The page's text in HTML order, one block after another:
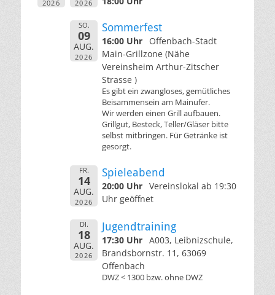
2026 2026
SO.
09
AUG.
2026
Sommerfest
16:00 Uhr
Offenbach-Stadt
Main-Grillzone (Nähe
Vereinsheim Arthur-Zitscher
Strasse )
Es gibt ein zwangloses, gemütliches
Beisammensein am Mainufer.
Wir werden einen Grill aufbauen.
Grillgut, Besteck, Teller/Gläser bitte
selbst mitbringen. Für Getränke ist
gesorgt.
FR.
14
AUG.
2026
Spieleabend
20:00 Uhr Vereinslokal ab 19:30
Uhr geöffnet
DI.
18
AUG.
2026
Jugendtraining
17:30 Uhr A003, Leibnizschule,
Brandsbornstr. 11, 63069
Offenbach
DWZ < 1300 bzw. ohne DWZ